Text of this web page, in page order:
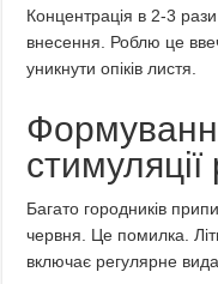
Концентрація в 2-3
внесення. Роблю це
уникнути опіків листя.
стимуляції
Багато городників
червня. Це помилка.
включає регулярне